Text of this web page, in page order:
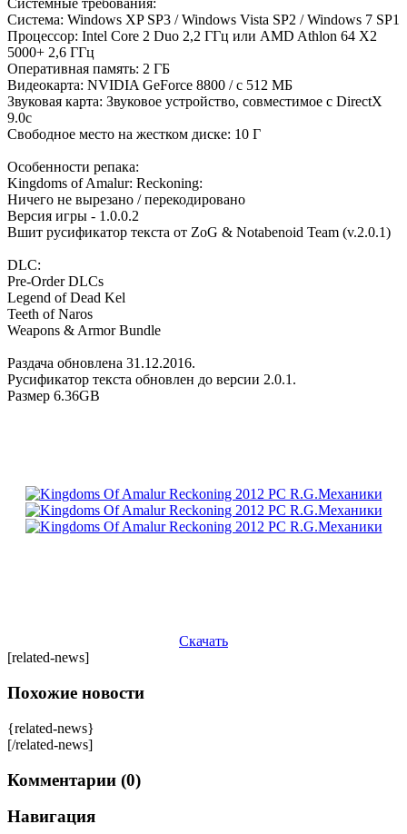
Системные требования:
Система: Windows XP SP3 / Windows Vista SP2 / Windows 7 SP1
Процессор: Intel Core 2 Duo 2,2 ГГц или AMD Athlon 64 X2
5000+ 2,6 ГГц
Оперативная память: 2 ГБ
Видеокарта: NVIDIA GeForce 8800 / с 512 МБ
Звуковая карта: Звуковое устройство, совместимое с DirectX
9.0с
Свободное место на жестком диске: 10 Г
Особенности репака:
Kingdoms of Amalur: Reckoning:
Ничего не вырезано / перекодировано
Версия игры - 1.0.0.2
Вшит русификатор текста от ZoG & Notabenoid Team (v.2.0.1)
DLC:
Pre-Order DLCs
Legend of Dead Kel
Teeth of Naros
Weapons & Armor Bundle
Раздача обновлена 31.12.2016.
Русификатор текста обновлен до версии 2.0.1.
Размер 6.36GB
Скачать
[related-news]
Похожие новости
{related-news}
[/related-news]
Комментарии (0)
Навигация